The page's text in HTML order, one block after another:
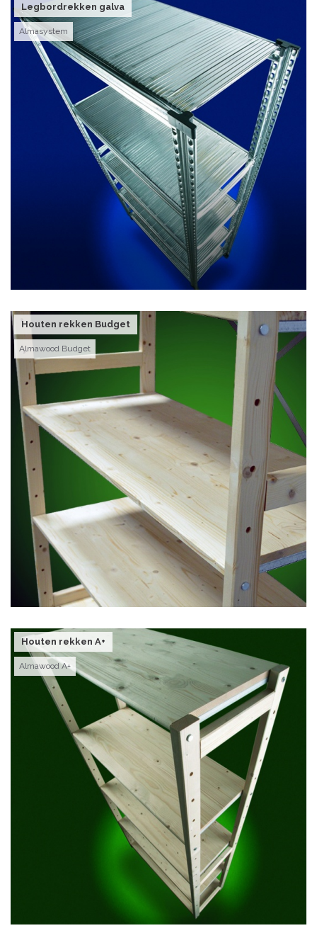
Legbordrekken galva
Almasystem
Houten rekken Budget
Almawood Budget
Houten rekken A+
Almawood A+